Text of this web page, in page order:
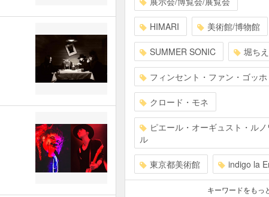
HIMARI 美術館/博物館
SUMMER SONIC 堀ち
フィンセント・ファン・ゴッホ
クロード・モネ
ピエール・オーギュスト・ル
ル
東京都美術館 indigo la
キーワードをもっ